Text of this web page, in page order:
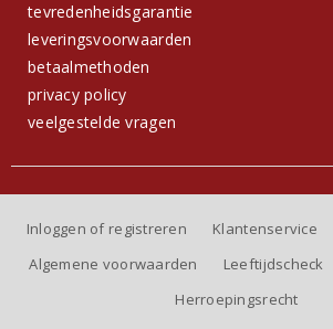
tevredenheidsgarantie
leveringsvoorwaarden
betaalmethoden
privacy policy
veelgestelde vragen
Inloggen of registreren Klantenservice
Algemene voorwaarden
Leeftijdscheck
Herroepingsrecht